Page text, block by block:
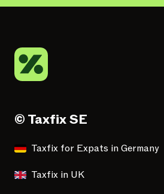
© Taxfix SE
Taxfix for Expats in Germany
Taxfix in UK